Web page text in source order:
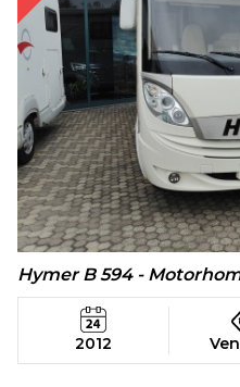
Hymer B 594 -
2012